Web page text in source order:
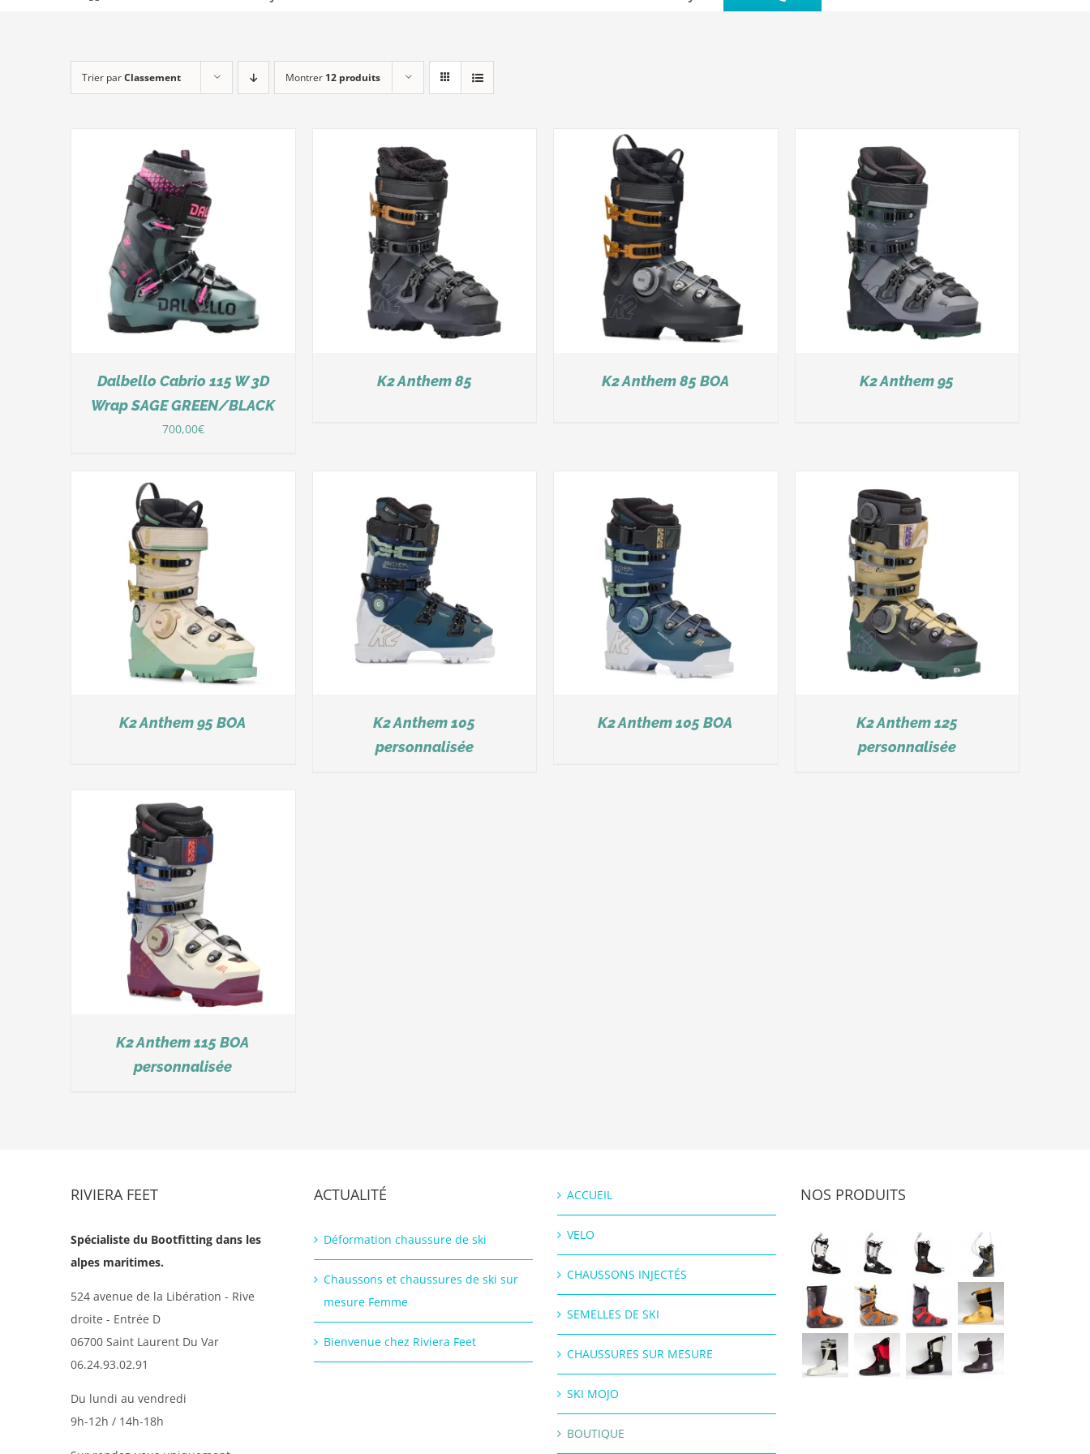
Trier parClassement Montrer 12 produits
Dalbello Cabrio 115 W 3D
Wrap SAGE GREEN/BLACK
700,00€
DÉTAILS
K2 Anthem 85
DÉTAILS
K2 Anthem 85 BOA
DÉTAILS
K2 Anthem 95
K2 Anthem 95 BOA
DÉTAILS
K2 Anthem 105
personnalisée
DÉTAILS
K2 Anthem 105 BOA
DÉTAILS
K2 Anthem 125
personnalisée
K2 Anthem 115 BOA
personnalisée
RIVIERA FEET
Spécialiste du Bootfitting dans les
alpes maritimes.
524 avenue de la Libération - Rive
droite - Entrée D
06700 Saint Laurent Du Var
06.24.93.02.91
Du lundi au vendredi
9h-12h / 14h-18h
ACTUALITÉ
Déformation chaussure de ski
Chaussons et chaussures de ski sur
mesure Femme
Bienvenue chez Riviera Feet
ACCUEIL
VELO
CHAUSSONS INJECTÉS
SEMELLES DE SKI
CHAUSSURES SUR MESURE
SKI MOJO
BOUTIQUE
NOS PRODUITS